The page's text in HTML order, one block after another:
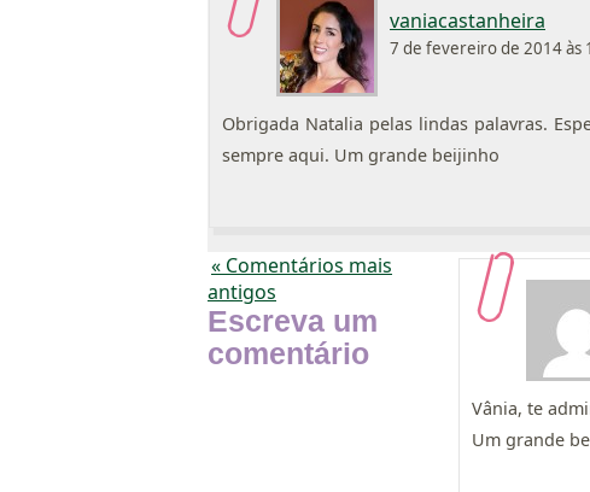
vaniacastanheira
7 de fevereiro de 2014 às
Obrigada Natalia pelas lindas palavras.
sempre aqui. Um grande beijinho
Vânia, te
Um grande
« Comentários mais
antigos
Escreva um
comentário